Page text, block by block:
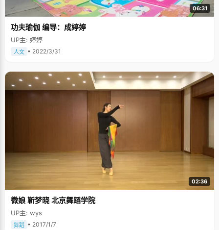
06:31
功夫瑜伽 编导：成婷婷
UP主: 婷婷
人文 • 2022/3/31
02:36
微娘 靳梦晓 北京舞蹈学院
UP主: wys
舞蹈 • 2017/1/7